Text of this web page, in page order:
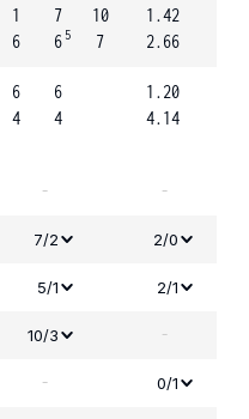
1
6
7
6 5
10
7
1.42
2.66
6
4
6
4
1.20
4.14
- -
7/2 2/0
5/1 2/1
10/3 -
- 0/1